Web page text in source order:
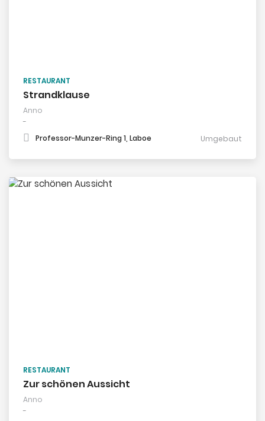
RESTAURANT
Strandklause
Anno
-
Professor-Munzer-Ring 1, Laboe
Umgebaut
RESTAURANT
Zur schönen Aussicht
Anno
-